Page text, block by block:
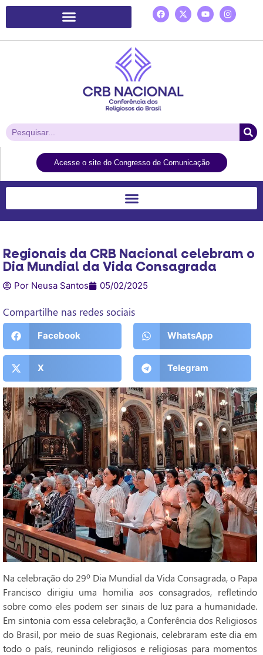
Acesse o site do Congresso de Comunicação
Regionais da CRB Nacional celebram o
Dia Mundial da Vida Consagrada
Por Neusa Santos 05/02/2025
Compartilhe nas redes sociais
Facebook WhatsApp
X Telegram
Na celebração do 29º Dia Mundial da Vida Consagrada, o Papa
Francisco dirigiu uma homilia aos consagrados, refletindo
sobre como eles podem ser sinais de luz para a humanidade.
Em sintonia com essa celebração, a Conferência dos Religiosos
do Brasil, por meio de suas Regionais, celebraram este dia em
todo o país, reunindo religiosos e religiosas para momentos